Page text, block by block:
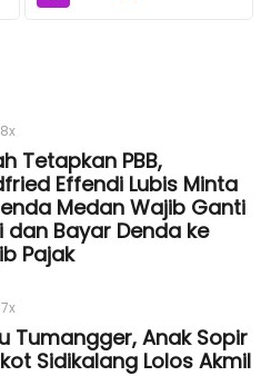
Tetapkan PBB,
Effendi Lubis Minta
Medan Wajib Ganti
dan Bayar Denda ke
Pajak
Tumangger, Anak Sopir
Sidikalang Lolos Akmil